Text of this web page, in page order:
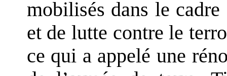
mobilisés dans le
et de lutte contre le
ce qui a appelé une